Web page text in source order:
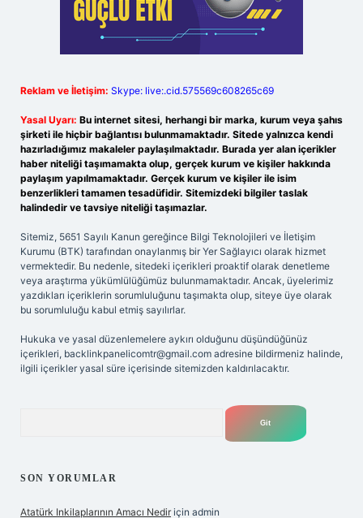
Reklam ve İletişim: Skype: live:.cid.575569c608265c69
Yasal Uyarı: Bu internet sitesi, herhangi bir marka, kurum veya şahıs
şirketi ile hiçbir bağlantısı bulunmamaktadır. Sitede yalnızca kendi
hazırladığımız makaleler paylaşılmaktadır. Burada yer alan içerikler
haber niteliği taşımamakta olup, gerçek kurum ve kişiler hakkında
paylaşım yapılmamaktadır. Gerçek kurum ve kişiler ile isim
benzerlikleri tamamen tesadüfidir. Sitemizdeki bilgiler taslak
halindedir ve tavsiye niteliği taşımazlar.
Sitemiz, 5651 Sayılı Kanun gereğince Bilgi Teknolojileri ve İletişim
Kurumu (BTK) tarafından onaylanmış bir Yer Sağlayıcı olarak hizmet
vermektedir. Bu nedenle, sitedeki içerikleri proaktif olarak denetleme
veya araştırma yükümlülüğümüz bulunmamaktadır. Ancak, üyelerimiz
yazdıkları içeriklerin sorumluluğunu taşımakta olup, siteye üye olarak
bu sorumluluğu kabul etmiş sayılırlar.
Hukuka ve yasal düzenlemelere aykırı olduğunu düşündüğünüz
içerikleri, backlinkpanelicomtr@gmail.com adresine bildirmeniz halinde,
ilgili içerikler yasal süre içerisinde sitemizden kaldırılacaktır.
SON YORUMLAR
Atatürk Inkilaplarının Amacı Nedir için admin